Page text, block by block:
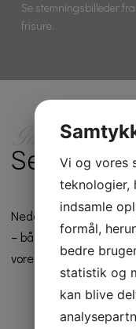
Se stemningsbilleder
frisure.
Galleri
Se vores
Nedenfor finder du et
– både billeder fra
vores kunders flotte
Vi og vores
teknologier,
indsamle
formål,
bedre
statistik og
kan blive